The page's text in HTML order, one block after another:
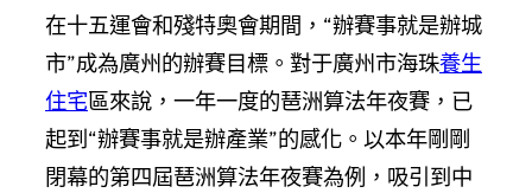
在十五運會和殘特奧會期間，“辦賽事就是辦城
市”成為廣州的辦賽目標。對于廣州市海珠養生
住宅區來說，一年一度的琶洲算法年夜賽，已
起到“辦賽事就是辦產業”的感化。以本年剛剛
閉幕的第四屆琶洲算法年夜賽為例，吸引到中